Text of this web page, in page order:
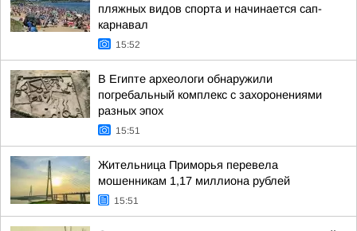
пляжных видов спорта и начинается сап-
карнавал
15:52
В Египте археологи обнаружили
погребальный комплекс с захоронениями
разных эпох
15:51
Жительница Приморья перевела
мошенникам 1,17 миллиона рублей
15:51